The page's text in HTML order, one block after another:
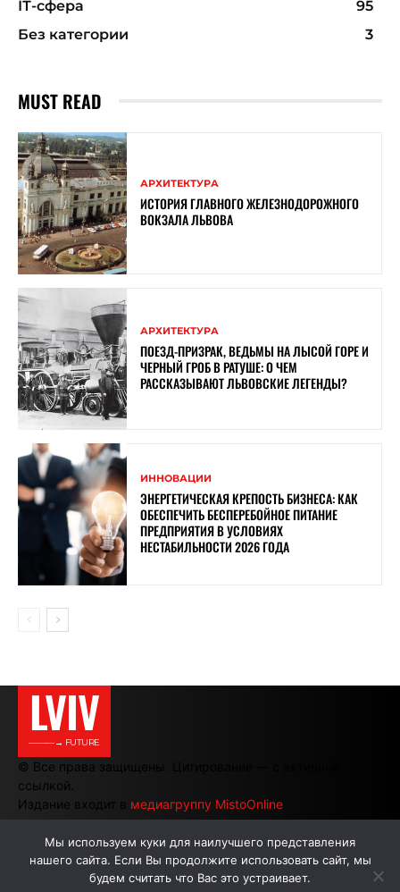
ІТ-сфера
95
Без категории
3
MUST READ
АРХИТЕКТУРА
ИСТОРИЯ ГЛАВНОГО ЖЕЛЕЗНОДОРОЖНОГО
ВОКЗАЛА ЛЬВОВА
АРХИТЕКТУРА
ПОЕЗД-ПРИЗРАК, ВЕДЬМЫ НА ЛЫСОЙ ГОРЕ И
ЧЕРНЫЙ ГРОБ В РАТУШЕ: О ЧЕМ
РАССКАЗЫВАЮТ ЛЬВОВСКИЕ ЛЕГЕНДЫ?
ИННОВАЦИИ
ЭНЕРГЕТИЧЕСКАЯ КРЕПОСТЬ БИЗНЕСА: КАК
ОБЕСПЕЧИТЬ БЕСПЕРЕБОЙНОЕ ПИТАНИЕ
ПРЕДПРИЯТИЯ В УСЛОВИЯХ
НЕСТАБИЛЬНОСТИ 2026 ГОДА
LVIV
———→ FUTURE
© Все права защищены. Цитирование — с активной
ссылкой.
Издание входит в медиагруппу MistoOnline
АВТОРЫ РЕКЛАМА НА САЙТЕ
Мы используем куки для наилучшего представления
нашего сайта. Если Вы продолжите использовать сайт, мы
будем считать что Вас это устраивает.